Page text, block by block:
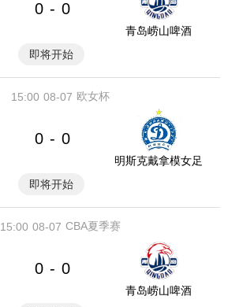
0 - 0
青岛崂山啤酒
即将开始
08-07
15:00 欧女杯
0 - 0
明斯克戴拿模女足
即将开始
08-07
15:00 CBA夏季赛
0 - 0
青岛崂山啤酒